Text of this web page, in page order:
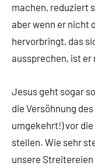
machen, reduziert
aber wenn er nicht
hervorbringt, das
aussprechen, ist er
Jesus geht sogar
die Versöhnung
umgekehrt!) vor
stellen. Wie sehr
unsere